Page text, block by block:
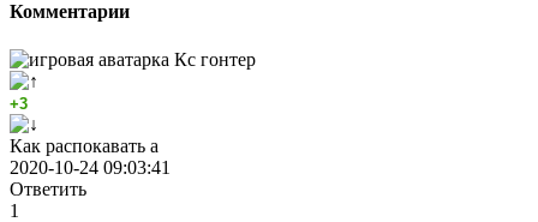
Комментарии
Кс гонтер
+3
Как распокавать а
2020-10-24 09:03:41
Ответить
1